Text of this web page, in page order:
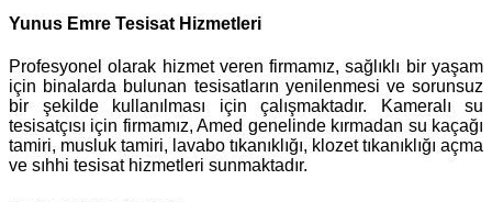
Yunus Emre Tesisat Hizmetleri
Profesyonel olarak hizmet veren firmamız, sağlıklı bir yaşam
için binalarda bulunan tesisatların yenilenmesi ve sorunsuz
bir şekilde kullanılması için çalışmaktadır. Kameralı su
tesisatçısı için firmamız, Amed genelinde kırmadan su kaçağı
tamiri, musluk tamiri, lavabo tıkanıklığı, klozet tıkanıklığı açma
ve sıhhi tesisat hizmetleri sunmaktadır.